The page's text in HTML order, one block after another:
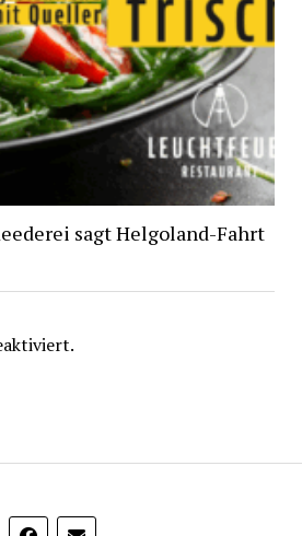
sagt Helgoland-Fahrt